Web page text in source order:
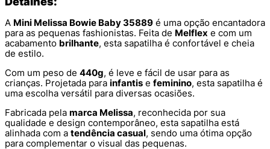
A Mini Melissa Bowie Baby 35889 é uma opção encantadora
para as pequenas fashionistas. Feita de Melflex e com um
acabamento brilhante, esta sapatilha é confortável e cheia
de estilo.
Com um peso de 440g, é leve e fácil de usar para as
crianças. Projetada para infantis e feminino, esta sapatilha é
uma escolha versátil para diversas ocasiões.
Fabricada pela marca Melissa, reconhecida por sua
qualidade e design contemporâneo, esta sapatilha está
alinhada com a tendência casual, sendo uma ótima opção
para complementar o visual das pequenas.